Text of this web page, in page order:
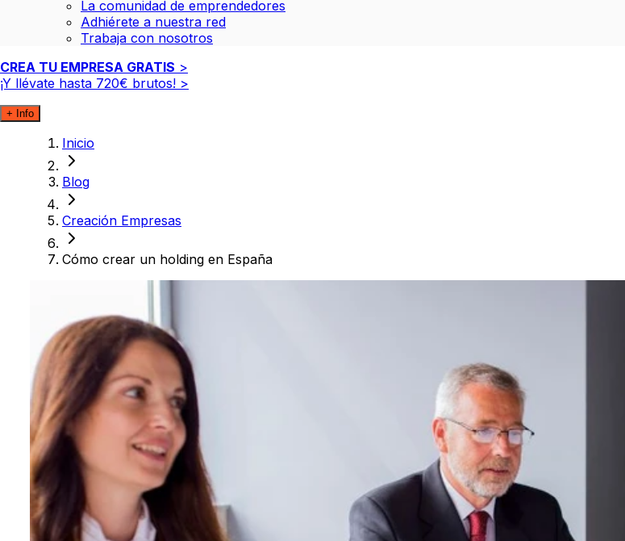
La comunidad de emprendedores
Adhiérete a nuestra red
Trabaja con nosotros
CREA TU EMPRESA GRATIS >
¡Y llévate hasta 720€ brutos! >
+ Info
Inicio
Blog
Creación Empresas
Cómo crear un holding en España